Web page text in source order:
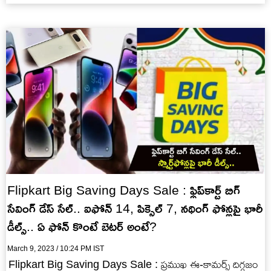
Flipkart Big Saving Days Sale : ఫ్లిప్‌కార్ట్ బిగ్
సేవింగ్ డేస్ సేల్.. ఐఫోన్ 14, పిక్సెల్ 7, నథింగ్ ఫోన్లపై భారీ
డీల్స్.. ఏ ఫోన్ కొంటే బెటర్ అంటే?
March 9, 2023 / 10:24 PM IST
Flipkart Big Saving Days Sale : ప్రముఖ ఈ-కామర్స్ దిగ్గజం